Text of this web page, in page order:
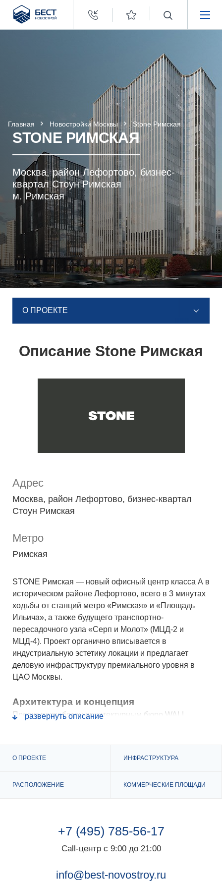
Бест
Новострой
Главная Новостройки Москвы Stone Римская
STONE РИМСКАЯ
Москва, район Лефортово, бизнес-
квартал Стоун Римская
м. Римская
О ПРОЕКТЕ
Описание Stone Римская
Адрес
Москва, район Лефортово, бизнес-квартал
Стоун Римская
Метро
Римская
STONE Римская — новый офисный центр класса А в
историческом районе Лефортово, всего в 3 минутах
ходьбы от станций метро «Римская» и «Площадь
Ильича», а также будущего транспортно-
пересадочного узла «Серп и Молот» (МЦД-2 и
МЦД-4). Проект органично вписывается в
индустриальную эстетику локации и предлагает
деловую инфраструктуру премиального уровня в
ЦАО Москвы.
Архитектура и концепция
Проект разработан архитектурным бюро WALL,
остеклением, высокими арочными входами и
фасаде. Эти элементы подчёркивают
Фишка проекта — двусветное сквозное лобби с
лаунж-зоной и кофейней, создающее эффектный
статус здания.
развернуть описание
О ПРОЕКТЕ ИНФРАСТРУКТУРА
РАСПОЛОЖЕНИЕ КОММЕРЧЕСКИЕ ПЛОЩАДИ
+7 (495) 785-56-17
Call-центр с 9:00 до 21:00
info@best-novostroy.ru